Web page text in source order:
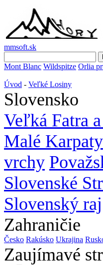
mmsoft.sk
Mont Blanc Wildspitze Orlia
Úvod - Veľké Losiny
Slovensko
Veľká Fatra
Malé Karpaty
vrchy
Slovenské
Slovenský raj
Zahraničie
Česko Rakúsko Ukrajina
Zaujímavé